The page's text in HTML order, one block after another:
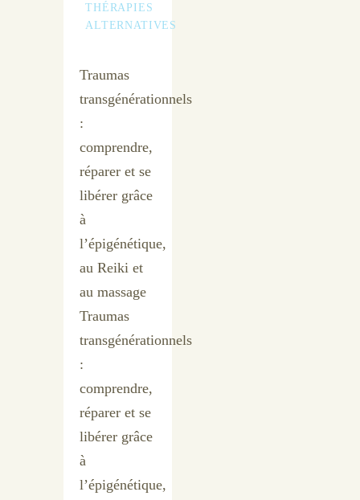
THÉRAPIES
ALTERNATIVES
Traumas
transgénérationnels
:
comprendre,
réparer et se
libérer grâce
à
l’épigénétique,
au Reiki et
au massage
Traumas
transgénérationnels
:
comprendre,
réparer et se
libérer grâce
à
l’épigénétique,